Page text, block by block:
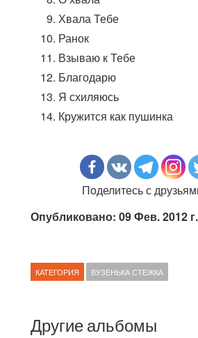
Хвала Тебе
Ранок
Взываю к Тебе
Благодарю
Я схиляюсь
Кружится как пушинка
Поделитесь с
Опубликовано: 09 Фев. 2012 г.
КАТЕГОРИЯ ВУЗЕНЬКА СТЕЖКА
Другие альбомы